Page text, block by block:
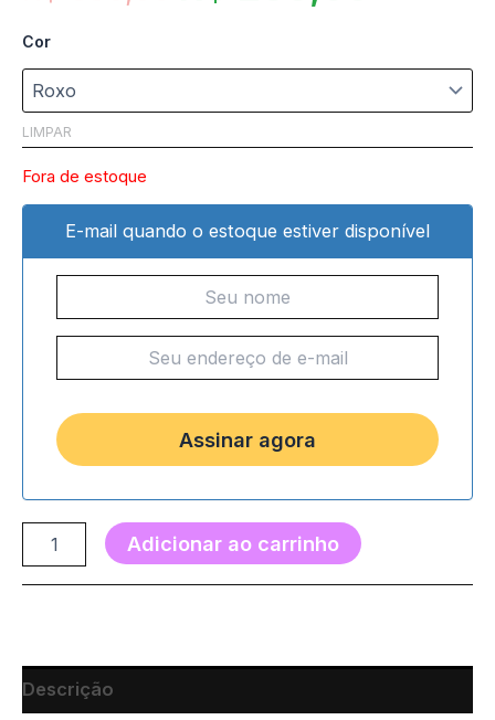
Cor
LIMPAR
Fora de estoque
E-mail quando o estoque estiver disponível
Adicionar ao carrinho
Descrição